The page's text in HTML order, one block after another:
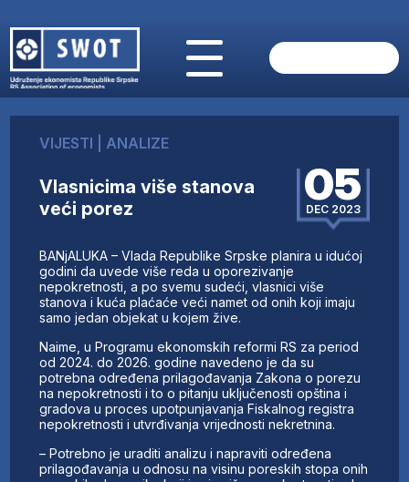
O NAMA
AKTUELNO
ANALIZE
FINANSIJE
IZ STRANIH MEDIJA
AKTIVNOSTI
SWOT INTERVJU
UČLANI SE
KONTAKT
VIJESTI ANALIZE
Vlasnicima više stanova
veći porez
05
DEC 2023
BANjALUKA – Vlada Republike Srpske planira u idućoj
godini da uvede više reda u oporezivanje
nepokretnosti, a po svemu sudeći, vlasnici više
stanova i kuća plaćaće veći namet od onih koji imaju
samo jedan objekat u kojem žive.
Naime, u Programu ekonomskih reformi RS za period
od 2024. do 2026. godine navedeno je da su
potrebna određena prilagođavanja Zakona o porezu
na nepokretnosti i to o pitanju uključenosti opština i
gradova u proces upotpunjavanja Fiskalnog registra
nepokretnosti i utvrđivanja vrijednosti nekretnina.
– Potrebno je uraditi analizu i napraviti određena
prilagođavanja u odnosu na visinu poreskih stopa onih